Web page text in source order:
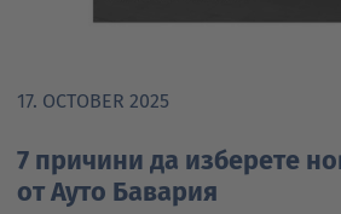
17. OCTOBER 2025
7 причини да изберете
от Ауто Бавария